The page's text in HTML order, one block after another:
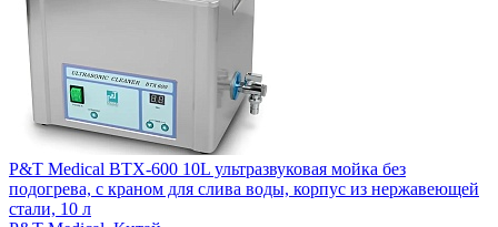
P&T Medical BTX-600 10L ультразвуковая мойка без
подогрева, с краном для слива воды, корпус из нержавеющей
стали, 10 л